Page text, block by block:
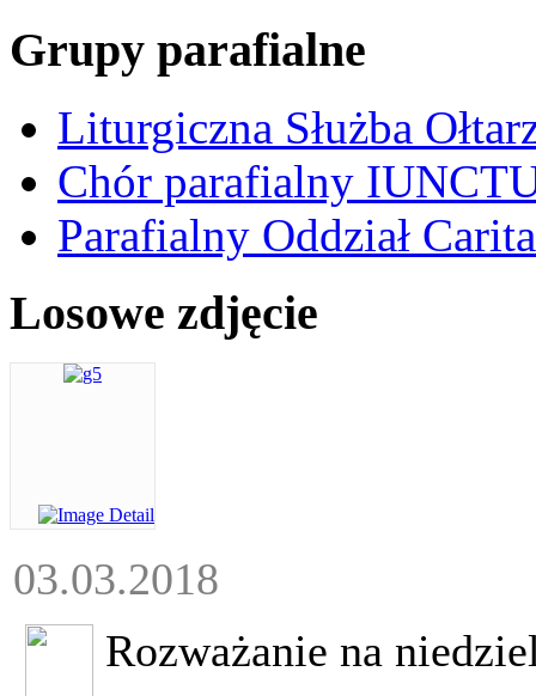
Grupy parafialne
Liturgiczna Służba
Chór parafialny
Parafialny Oddział
Losowe zdjęcie
03.03.2018
Rozważanie na